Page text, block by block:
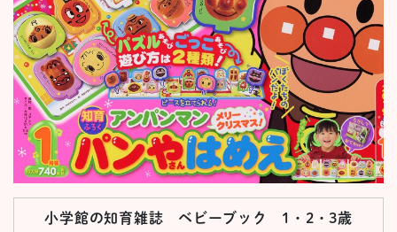
小学館の知育雑誌 ベビーブック 1・2・3歳